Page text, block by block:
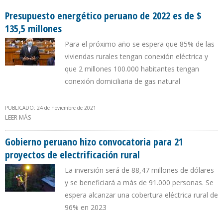
Presupuesto energético peruano de 2022 es de $
135,5 millones
Para el próximo año se espera que 85% de las
viviendas rurales tengan conexión eléctrica y
que 2 millones 100.000 habitantes tengan
conexión domiciliaria de gas natural
PUBLICADO: 24 de noviembre de 2021
LEER MÁS
Gobierno peruano hizo convocatoria para 21
proyectos de electrificación rural
La inversión será de 88,47 millones de dólares
y se beneficiará a más de 91.000 personas. Se
espera alcanzar una cobertura eléctrica rural de
96% en 2023